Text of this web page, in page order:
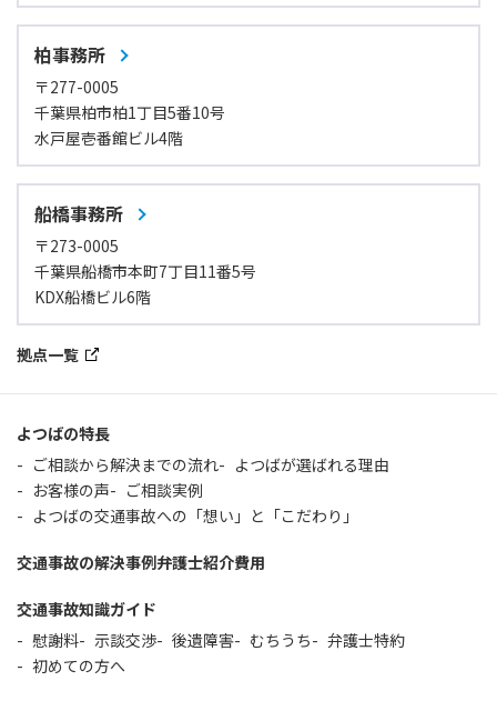
柏事務所
〒277-0005
千葉県柏市柏1丁目5番10号
水戸屋壱番館ビル4階
船橋事務所
〒273-0005
千葉県船橋市本町7丁目11番5号
KDX船橋ビル6階
拠点一覧
よつばの特長
ご相談から解決までの流れ
よつばが選ばれる理由
お客様の声
ご相談実例
よつばの交通事故への「想い」と「こだわり」
交通事故の解決事例弁護士紹介費用
交通事故知識ガイド
慰謝料
示談交渉 後遺障害 むちうち
弁護士特約
初めての方へ